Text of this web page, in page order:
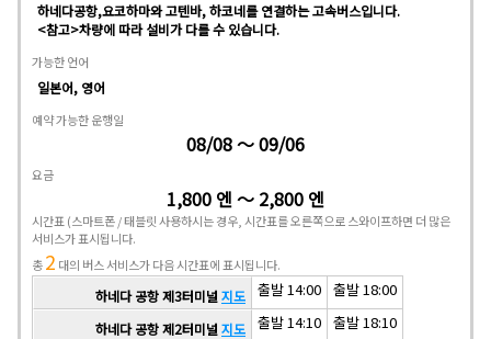
하네다공항,요코하마와 고텐바, 하코네를 연결하는 고속버스입니다.
<참고>차량에 따라 설비가 다를 수 있습니다.
가능한 언어
일본어, 영어
예약 가능한 운행일
08/08 ～ 09/06
요금
1,800 엔 ～ 2,800 엔
시간표 (스마트폰 / 태블릿 사용하시는 경우, 시간표를 오른쪽으로 스와이프하면 더 많은
서비스가 표시됩니다.
총2 대의 버스 서비스가 다음 시간표에 표시됩니다.
하네다 공항 제3터미널 지도 출발 14:00 출발 18:00
하네다 공항 제2터미널 지도 출발 14:10 출발 18:10